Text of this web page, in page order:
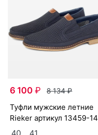
6 100₽ 8 134₽
туф­ли мужс­кие лет­ние
Ri­eker артикул 13459-14
40 41